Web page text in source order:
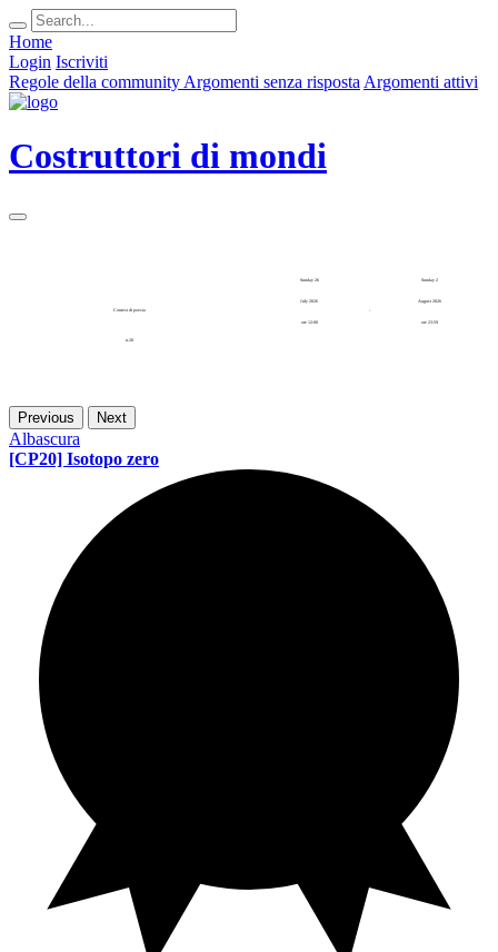
Home
Login Iscriviti
Regole della community Argomenti senza risposta Argomenti attivi
Costruttori di mondi
Contest di poesia
n.20
Sunday 26
July 2026
ore 12:00
Sunday 2
August 2026
ore 23:59
Previous Next
Albascura
[CP20] Isotopo zero